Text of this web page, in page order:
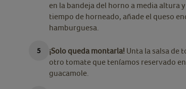
en la bandeja del horno a media altura
tiempo de horneado, añade el queso
hamburguesa.
¡Solo queda montarla! Unta la salsa de
otro tomate que teníamos reservado
guacamole.